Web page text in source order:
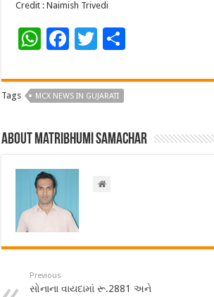
Credit : Naimish Trivedi
W
at
sA
p
p
F
e
b
o
o
k
T
tt
er
ar
Tags MCX NEWS IN GUJARATI
About Matribhumi Samachar
Previous
સોનાના વાયદામાં રૂ.2881 અને